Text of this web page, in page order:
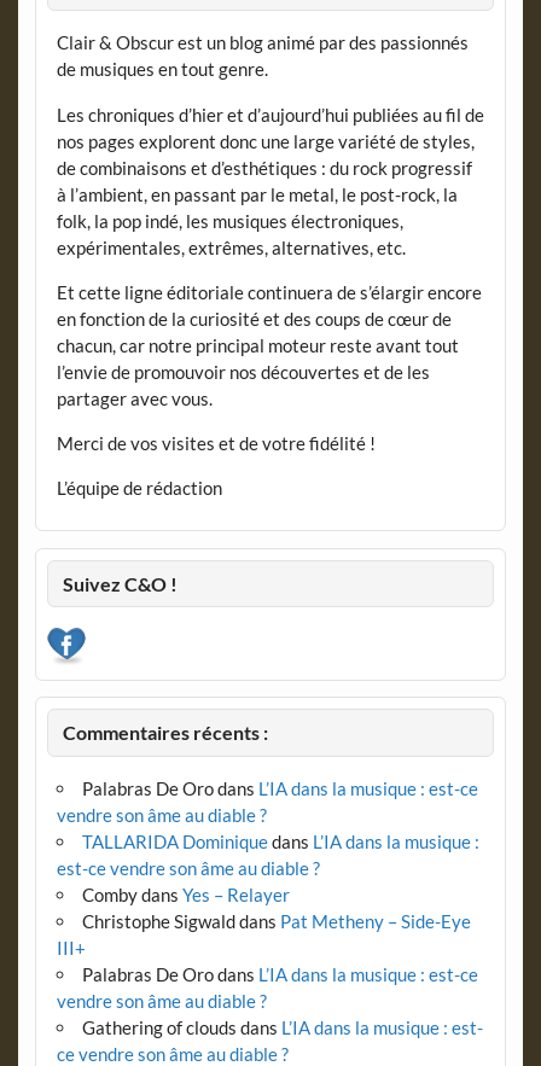
Clair & Obscur est un blog animé par des passionnés
de musiques en tout genre.
Les chroniques d’hier et d’aujourd’hui publiées au fil de
nos pages explorent donc une large variété de styles,
de combinaisons et d’esthétiques : du rock progressif
à l’ambient, en passant par le metal, le post-rock, la
folk, la pop indé, les musiques électroniques,
expérimentales, extrêmes, alternatives, etc.
Et cette ligne éditoriale continuera de s’élargir encore
en fonction de la curiosité et des coups de cœur de
chacun, car notre principal moteur reste avant tout
l’envie de promouvoir nos découvertes et de les
partager avec vous.
Merci de vos visites et de votre fidélité !
L’équipe de rédaction
Suivez C&O !
Commentaires récents :
Palabras De Orodans L’IA dans la musique : est-ce
vendre son âme au diable ?
TALLARIDA Dominiquedans L’IA dans la musique :
est-ce vendre son âme au diable ?
Combydans Yes – Relayer
Christophe Sigwalddans Pat Metheny – Side-Eye
III+
Palabras De Orodans L’IA dans la musique : est-ce
vendre son âme au diable ?
Gathering of clouds dans L’IA dans la musique : est-
ce vendre son âme au diable ?